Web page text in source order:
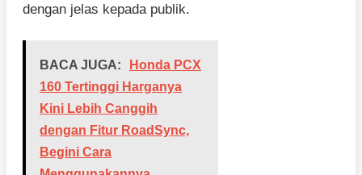
dengan jelas kepada publik.
BACA JUGA:
Honda PCX
160 Tertinggi Harganya
Kini Lebih Canggih
dengan Fitur RoadSync,
Begini Cara